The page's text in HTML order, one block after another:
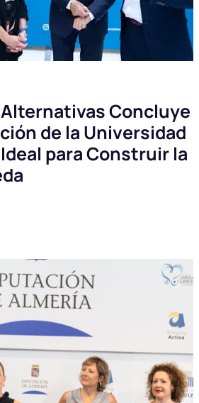
Concluye
de la Universidad
para Construir la